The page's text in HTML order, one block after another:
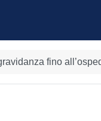
fino